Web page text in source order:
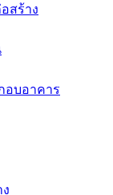
สร้าง
อบอาคาร